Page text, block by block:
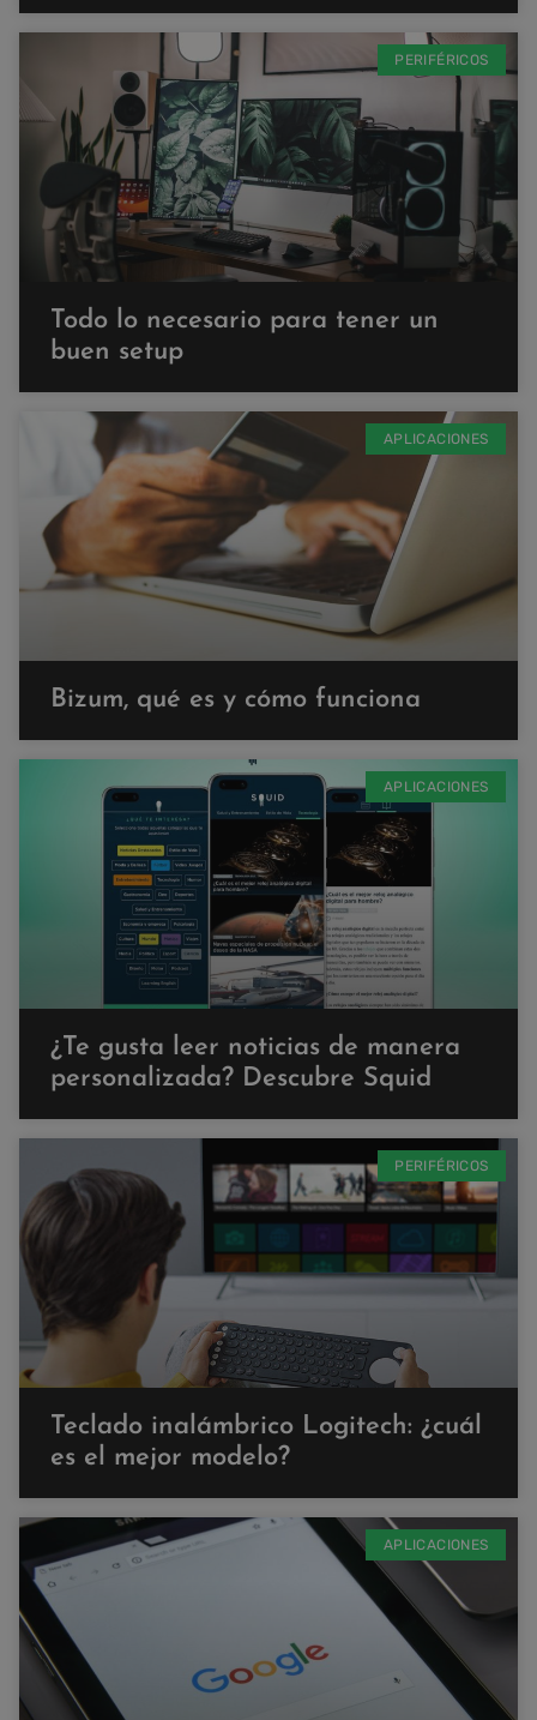
PERIFÉRICOS
Todo lo necesario para tener un
buen setup
APLICACIONES
Bizum, qué es y cómo funciona
APLICACIONES
¿Te gusta leer noticias de manera
personalizada? Descubre Squid
PERIFÉRICOS
Teclado inalámbrico Logitech: ¿cuál
es el mejor modelo?
APLICACIONES